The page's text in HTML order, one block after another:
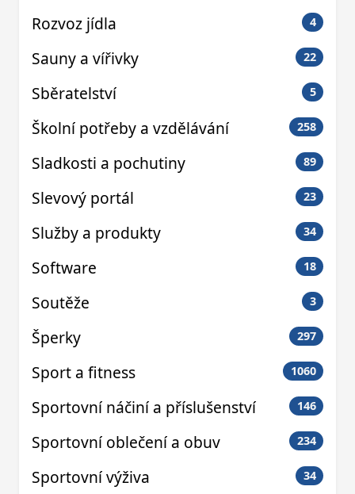
Rozvoz jídla 4
Sauny a vířivky 22
Sběratelství 5
Školní potřeby a vzdělávání 258
Sladkosti a pochutiny 89
Slevový portál 23
Služby a produkty 34
Software 18
Soutěže 3
Šperky 297
Sport a fitness 1060
Sportovní náčiní a příslušenství 146
Sportovní oblečení a obuv 234
Sportovní výživa 34